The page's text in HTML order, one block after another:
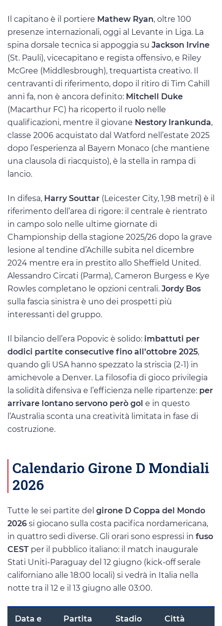
Il capitano è il portiere Mathew Ryan, oltre 100
presenze internazionali, oggi al Levante in Liga. La
spina dorsale tecnica si appoggia su Jackson Irvine
(St. Pauli), vicecapitano e regista offensivo, e Riley
McGree (Middlesbrough), trequartista creativo. Il
centravanti di riferimento, dopo il ritiro di Tim Cahill
anni fa, non è ancora definito: Mitchell Duke
(Macarthur FC) ha ricoperto il ruolo nelle
qualificazioni, mentre il giovane Nestory Irankunda,
classe 2006 acquistato dal Watford nell’estate 2025
dopo l’esperienza al Bayern Monaco (che mantiene
una clausola di riacquisto), è la stella in rampa di
lancio.
In difesa, Harry Souttar (Leicester City, 1,98 metri) è il
riferimento dell’area di rigore: il centrale è rientrato
in campo solo nelle ultime giornate di
Championship della stagione 2025/26 dopo la grave
lesione al tendine d’Achille subita nel dicembre
2024 mentre era in prestito allo Sheffield United.
Alessandro Circati (Parma), Cameron Burgess e Kye
Rowles completano le opzioni centrali. Jordy Bos
sulla fascia sinistra è uno dei prospetti più
interessanti del gruppo.
Il bilancio dell’era Popovic è solido: imbattuti per
dodici partite consecutive fino all’ottobre 2025,
quando gli USA hanno spezzato la striscia (2-1) in
amichevole a Denver. La filosofia di gioco privilegia
la solidità difensiva e l’efficienza nelle ripartenze: per
arrivare lontano servono però gol e in questo
l’Australia sconta una creatività limitata in fase di
costruzione.
Calendario Girone D Mondiali
2026
Tutte le sei partite del girone D Coppa del Mondo
2026 si giocano sulla costa pacifica nordamericana,
in quattro sedi diverse. Gli orari sono espressi in fuso
CEST per il pubblico italiano: il match inaugurale
Stati Uniti-Paraguay del 12 giugno (kick-off serale
californiano alle 18:00 locali) si vedrà in Italia nella
notte tra il 12 e il 13 giugno alle 03:00.
Data e
Partita Stadio Città